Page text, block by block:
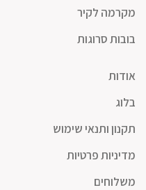
מקרמה לקיר
בובות סרוגות
אודות
בלוג
תקנון ותנאי שימוש
מדיניות פרטיות
משלוחים